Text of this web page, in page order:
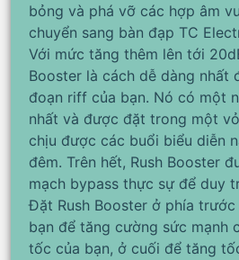
bỏng và phá vỡ các hợp âm
chuyển sang bàn đạp TC
Với mức tăng thêm lên tới
Booster là cách dễ dàng nhất
đoạn riff của bạn. Nó có một
nhất và được đặt trong một
chịu được các buổi biểu diễn
đêm. Trên hết, Rush Booster
mạch bypass thực sự để duy
Đặt Rush Booster ở phía
bạn để tăng cường sức mạnh
tốc của bạn, ở cuối để tăng